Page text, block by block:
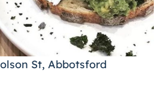
St, Abbotsford